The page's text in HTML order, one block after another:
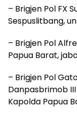
– Brigjen Pol FX
Sespuslitbang,
– Brigjen Pol
Papua Barat,
– Brigjen Pol
Danpasbrimob
Kapolda Papua